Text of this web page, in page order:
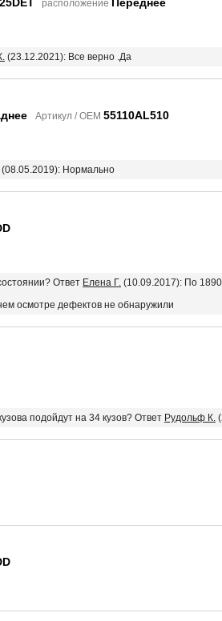
расположение
(23.12.2021): Все верно .Да
Артикул / OEM 55110AL510
(08.05.2019): Нормально
Ответ Елена Г. (10.09.2017): По
осмотре дефектов не обнаружили
подойдут на 34 кузов? Ответ Рудольф К.